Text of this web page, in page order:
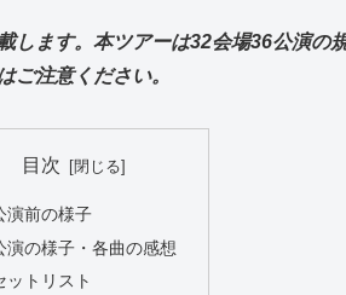
ます。本ツアーは32会場36公演の
ご注意ください。
目次
演前の様子
演の様子・各曲の感想
ットリスト